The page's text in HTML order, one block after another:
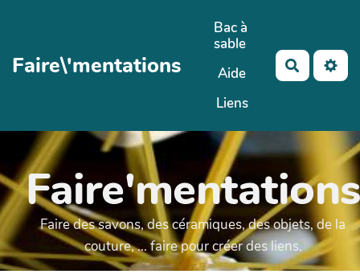
Faire\'mentations
Bac à
sable
Aide
Liens
Faire'mentations
Faire des savons, des céramiques, des objets, de la
couture, ... faire pour créer des liens.